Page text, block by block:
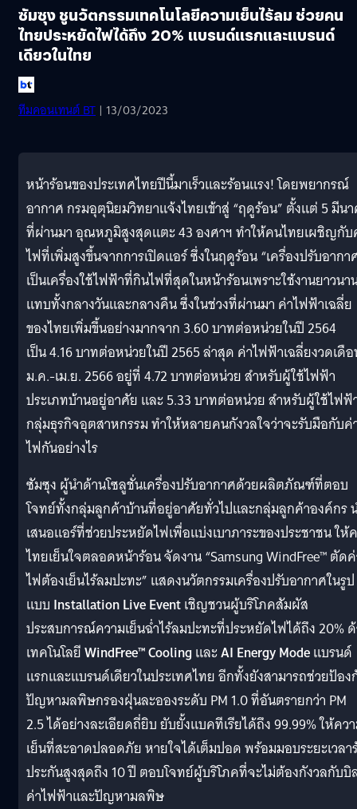
ซัมซุง ชูนวัตกรรมเทคโนโลยีความเย็นไร้ลม ช่วยคน
ไทยประหยัดไฟได้ถึง 20% แบรนด์แรกและแบรนด์
เดียวในไทย
ทีมคอนเทนต์ BT | 13/03/2023
หน้าร้อนของประเทศไทยปีนี้มาเร็วและร้อนแรง! โดยพยากรณ์
อากาศ กรมอุตุนิยมวิทยาแจ้งไทยเข้าสู่ “ฤดูร้อน” ตั้งแต่ 5 มีน
ที่ผ่านมา อุณหภูมิสูงสุดแตะ 43 องศาฯ ทำให้คนไทยเผชิญกับ
ไฟที่เพิ่มสูงขึ้นจากการเปิดแอร์ ซึ่งในฤดูร้อน “เครื่องปรับอากา
เป็นเครื่องใช้ไฟฟ้าที่กินไฟที่สุดในหน้าร้อนเพราะใช้งานยาวนา
แทบทั้งกลางวันและกลางคืน ซึ่งในช่วงที่ผ่านมา ค่าไฟฟ้าเฉลี่ย
ของไทยเพิ่มขึ้นอย่างมากจาก 3.60 บาทต่อหน่วยในปี 2564
เป็น 4.16 บาทต่อหน่วยในปี 2565 ล่าสุด ค่าไฟฟ้าเฉลี่ยงวดเดื
ม.ค.-เม.ย. 2566 อยู่ที่ 4.72 บาทต่อหน่วย สำหรับผู้ใช้ไฟฟ้า
ประเภทบ้านอยู่อาศัย และ 5.33 บาทต่อหน่วย สำหรับผู้ใช้ไฟฟ้
กลุ่มธุรกิจอุตสาหกรรม ทำให้หลายคนกังวลใจว่าจะรับมือกับค่
ไฟกันอย่างไร
ซัมซุง ผู้นำด้านโซลูชั่นเครื่องปรับอากาศด้วยผลิตภัณฑ์ที่ตอบ
โจทย์ทั้งกลุ่มลูกค้าบ้านที่อยู่อาศัยทั่วไปและกลุ่มลูกค้าองค์กร
เสนอแอร์ที่ช่วยประหยัดไฟเพื่อแบ่งเบาภาระของประชาชน ให้
ไทยเย็นใจตลอดหน้าร้อน จัดงาน “Samsung WindFree™ ตัด
ไฟต้องเย็นไร้ลมปะทะ” แสดงนวัตกรรมเครื่องปรับอากาศในรูป
แบบ Installation Live Eventเชิญชวนผู้บริโภคสัมผัส
ประสบการณ์ความเย็นฉ่ำไร้ลมปะทะที่ประหยัดไฟได้ถึง 20%
เทคโนโลยีWindFree™ Cooling และAI Energy Modeแบรนด์
แรกและแบรนด์เดียวในประเทศไทย อีกทั้งยังสามารถช่วยป้อง
ปัญหามลพิษกรองฝุ่นละอองระดับ PM 1.0 ที่อันตรายกว่า PM
2.5 ได้อย่างละเอียดถี่ยิบ ยับยั้งแบคทีเรียได้ถึง 99.99% ให้คว
เย็นที่สะอาดปลอดภัย หายใจได้เต็มปอด พร้อมมอบระยะเวลา
ประกันสูงสุดถึง 10 ปี ตอบโจทย์ผู้บริโภคที่จะไม่ต้องกังวลกับบิ
ค่าไฟฟ้าและปัญหามลพิษ